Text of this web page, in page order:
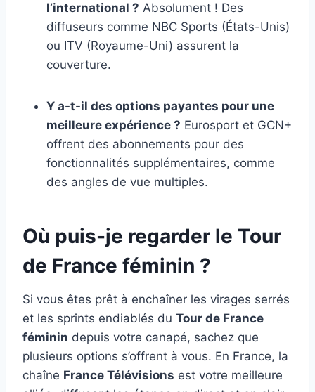
l’international ? Absolument ! Des
diffuseurs comme NBC Sports (États-Unis)
ou ITV (Royaume-Uni) assurent la
couverture.
Y a-t-il des options payantes pour une
meilleure expérience ? Eurosport et GCN+
offrent des abonnements pour des
fonctionnalités supplémentaires, comme
des angles de vue multiples.
Où puis-je regarder le Tour
de France féminin ?
Si vous êtes prêt à enchaîner les virages serrés
et les sprints endiablés du Tour de France
féminin depuis votre canapé, sachez que
plusieurs options s’offrent à vous. En France, la
chaîne France Télévisions est votre meilleure